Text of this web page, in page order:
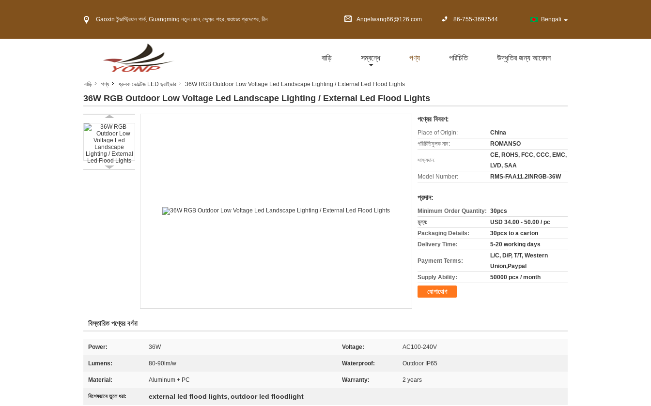
Gaoxin ইন্ডাস্ট্রিয়াল পার্ক, Guangming নতুন জোন, সেন্জ়েং শহর, গুয়াংডং প্রদেশের, চীন Angelwang66@126.com 86-755-3697544 Bengali
বাড়ি সম্বন্ধে পণ্য পরিচিতি উদ্ধৃতির জন্য আবেদন
বাড়ি পণ্য ধ্রুবক ভোল্টেজ LED ড্রাইভার 36W RGB Outdoor Low Voltage Led Landscape Lighting / External Led Flood Lights
36W RGB Outdoor Low Voltage Led Landscape Lighting / External Led Flood Lights
পণ্যের বিবরণ:
Place of Origin:
China
পরিচিতিমুলক নাম:
ROMANSO
সাক্ষ্যদান:
CE, ROHS, FCC, CCC, EMC,
LVD, SAA
Model Number:
RMS-FAA11.2INRGB-36W
প্রদান:
Minimum Order Quantity: 30pcs
মূল্য:
USD 34.00 - 50.00 / pc
Packaging Details:
30pcs to a carton
Delivery Time:
5-20 working days
Payment Terms:
L/C, D/P, T/T, Western
Union,Paypal
Supply Ability:
50000 pcs / month
যোগাযোগ
বিস্তারিত পণ্যের বর্ণনা
Power: 36W Voltage: AC100-240V
Lumens: 80-90lm/w Waterproof: Outdoor IP65
Material: Aluminum + PC Warranty: 2 years
বিশেষভাবে তুলে ধরা: external led flood lights, outdoor led floodlight